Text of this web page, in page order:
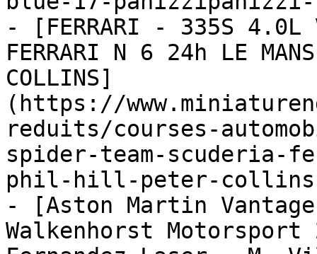
- [FERRARI - 335S 4.0L
FERRARI N 6 24h LE
COLLINS]
(https://
reduits/courses-
spider-team-scuderia-
phil-hill-peter-
- [Aston Martin Vantage
Walkenhorst Motorsport